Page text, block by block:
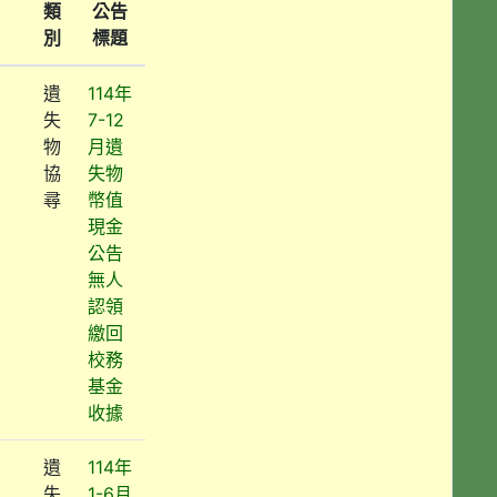
類
別
公告
標題
遺
失
物
協
尋
114年
7-12
月遺
失物
幣值
現金
公告
無人
認領
繳回
校務
基金
收據
遺
114年